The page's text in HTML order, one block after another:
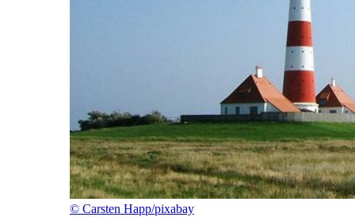
© Carsten Happ/pixabay